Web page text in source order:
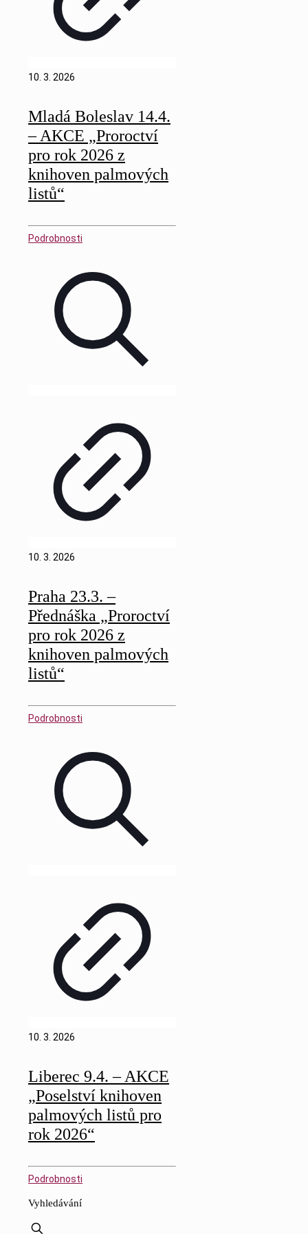
10. 3. 2026
Mladá Boleslav 14.4.
– AKCE „Proroctví
pro rok 2026 z
knihoven palmových
listů“
Podrobnosti
10. 3. 2026
Praha 23.3. –
Přednáška „Proroctví
pro rok 2026 z
knihoven palmových
listů“
Podrobnosti
10. 3. 2026
Liberec 9.4. – AKCE
„Poselství knihoven
palmových listů pro
rok 2026“
Podrobnosti
Vyhledávání